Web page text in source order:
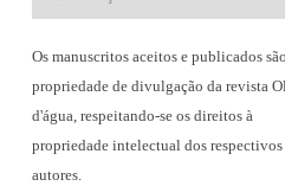
Os manuscritos aceitos e publicados
propriedade de divulgação da revista
d'água, respeitando-se os direitos à
propriedade intelectual dos respectivos
autores.